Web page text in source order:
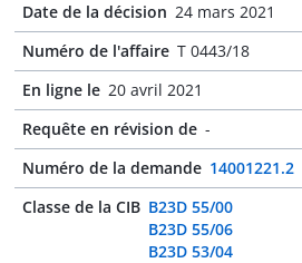
Date de la décision 24 mars 2021
Numéro de l'affaire T 0443/18
En ligne le 20 avril 2021
Requête en révision de -
Numéro de la demande 14001221.2
Classe de la CIB B23D 55/00
B23D 55/06
B23D 53/04